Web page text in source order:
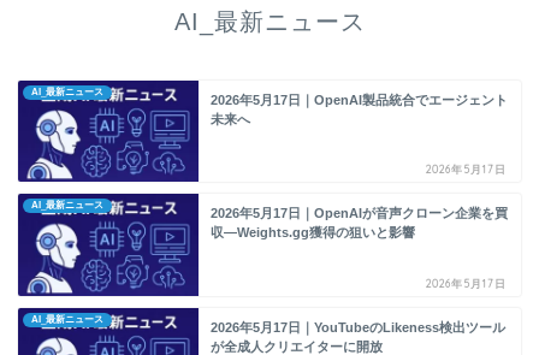
AI_最新ニュース
AI_最新ニュース
2026年5月17日｜OpenAI製品統合でエージェント
未来へ
2026年5月17日
AI_最新ニュース
2026年5月17日｜OpenAIが音声クローン企業を買
収—Weights.gg獲得の狙いと影響
2026年5月17日
AI_最新ニュース
2026年5月17日｜YouTubeのLikeness検出ツール
が全成人クリエイターに開放